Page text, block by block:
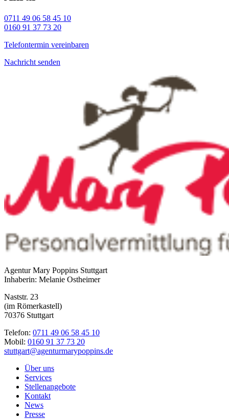
0711 49 06 58 45 10
0160 91 37 73 20
Telefontermin vereinbaren
Nachricht senden
Agentur Mary Poppins Stuttgart
Inhaberin: Melanie Ostheimer
Naststr. 23
(im Römerkastell)
70376 Stuttgart
Telefon: 0711 49 06 58 45 10
Mobil: 0160 91 37 73 20
stuttgart@agenturmarypoppins.de
Über uns
Services
Stellenangebote
Kontakt
News
Presse